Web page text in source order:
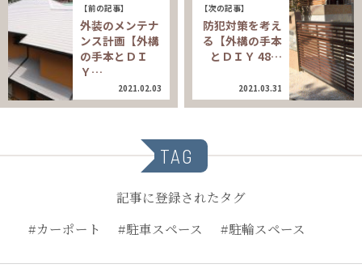
【前の記事】
外装のメンテナ
ンス計画【外構
の手本とＤＩ
Ｙ…
2021.02.03
【次の記事】
防犯対策を考え
る【外構の手本
とＤＩＹ 48…
2021.03.31
TAG
記事に登録されたタグ
#カーポート
#駐車スペース #駐輪スペース